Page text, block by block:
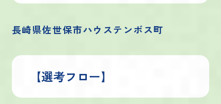
長崎県佐世保市ハウステンボス町
【選考フロー】